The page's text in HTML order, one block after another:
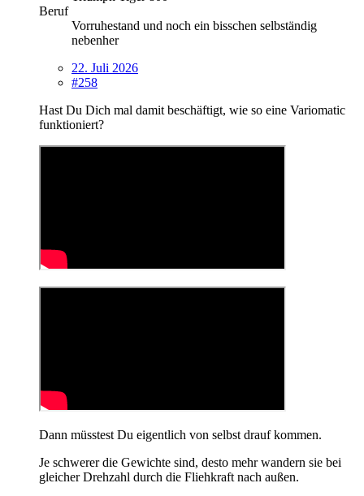
Beruf
Vorruhestand und noch ein bisschen selbständig
nebenher
22. Juli 2026
#258
Hast Du Dich mal damit beschäftigt, wie so eine Variomatic
funktioniert?
Dann müsstest Du eigentlich von selbst drauf kommen.
Je schwerer die Gewichte sind, desto mehr wandern sie bei
gleicher Drehzahl durch die Fliehkraft nach außen.